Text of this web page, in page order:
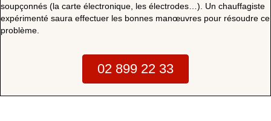
soupçonnés (la carte électronique, les électrodes…). Un chauffagiste
expérimenté saura effectuer les bonnes manœuvres pour résoudre ce
problème.
02 899 22 33